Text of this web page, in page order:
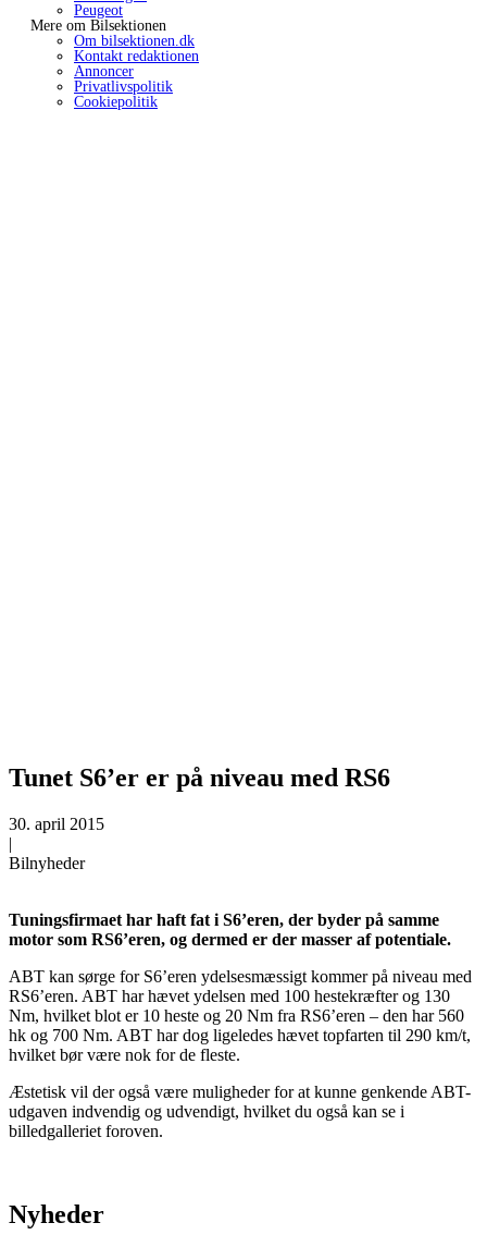
Peugeot
Mere om Bilsektionen
Om bilsektionen.dk
Kontakt redaktionen
Annoncer
Privatlivspolitik
Cookiepolitik
Tunet S6’er er på niveau med RS6
30. april 2015
|
Bilnyheder
Tuningsfirmaet har haft fat i S6’eren, der byder på samme
motor som RS6’eren, og dermed er der masser af potentiale.
ABT kan sørge for S6’eren ydelsesmæssigt kommer på niveau med
RS6’eren. ABT har hævet ydelsen med 100 hestekræfter og 130
Nm, hvilket blot er 10 heste og 20 Nm fra RS6’eren – den har 560
hk og 700 Nm. ABT har dog ligeledes hævet topfarten til 290 km/t,
hvilket bør være nok for de fleste.
Æstetisk vil der også være muligheder for at kunne genkende ABT-
udgaven indvendig og udvendigt, hvilket du også kan se i
billedgalleriet foroven.
Nyheder